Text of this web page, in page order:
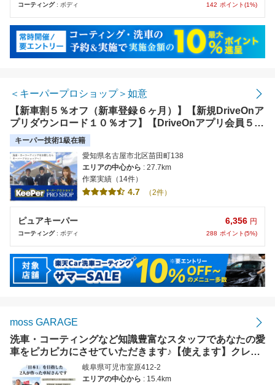
コーティング: ボディ 142 ポイント(1%)
＜キーパープロショップ＞如意
【新車割５％オフ（新車登録６ヶ月）】【新規DriveOnア
プリダウンロード１０％オフ】【DriveOnアプリ会員５％
オフ】【☆有資格者常駐☆お車のキレイはお任せくださ
い！】
キーパー技術1級在籍
愛知県名古屋市北区苗田町138
エリアの中心から : 27.7km
作業実績（14件）
4.7 （2件）
ピュアキーパー
コーティング: ボディ
6,356 円
288 ポイント(5%)
moss GARAGE
洗車・コーティングなど知識豊富なスタッフであなたの愛
車をピカピカにさせていただきます♪【使えます】クレジ
ット,楽天ペイ,PayPay,各種電子マネー対応
岐阜県可児市室原412-2
エリアの中心から : 15.4km